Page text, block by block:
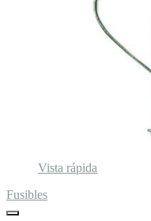
Vista rápida
Fusibles